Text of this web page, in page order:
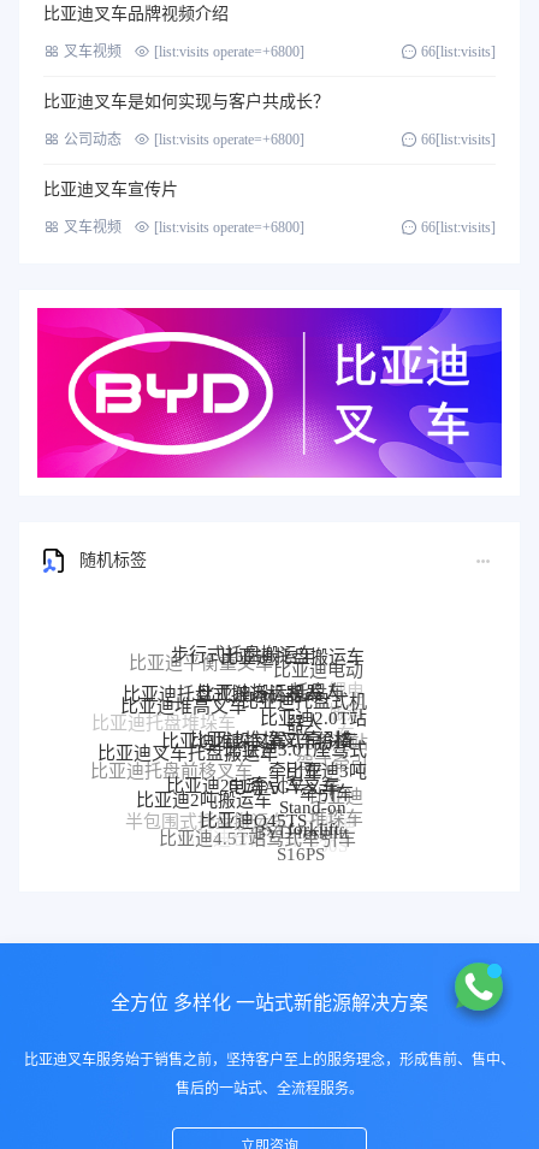
比亚迪叉车品牌视频介绍
叉车视频 [list:visits operate=+6800] 66[list:visits]
比亚迪叉车是如何实现与客户共成长？
公司动态 [list:visits operate=+6800] 66[list:visits]
比亚迪叉车宣传片
叉车视频 [list:visits operate=+6800] 66[list:visits]
随机标签
比亚迪平衡重叉车
步行式托盘搬运车
比亚迪托盘搬运车
比亚迪电动
托盘车
比亚迪托盘堆垛车
比亚迪堆高叉车
比亚迪托盘式搬运机器人
比亚迪搬运机器人
比亚迪托盘式机
器人
比亚迪2.0T站
驾式牵引车
比亚迪站
驾式牵引
车
比亚迪前移叉车
比亚迪托盘前移叉车
比亚迪叉车托盘搬运车
比亚迪堆垛叉车
比亚迪堆垛叉车价格
比亚迪3.0T座驾式
牵引车
比亚迪3吨
牵引车
比亚迪
堆垛车
比亚迪
P30S
比亚迪站驾式托盘搬运
车
比亚迪仓储叉车
半包围式托盘搬运车
比亚迪2吨搬运车
比亚迪25T牵引车
电动AGV叉车
Stand-on
forklift
BYD forklift
S16PS
比亚迪4.5T站驾式牵引车
比亚迪Q45TS
全方位 多样化 一站式新能源解决方案
比亚迪叉车服务始于销售之前，坚持客户至上的服务理念，形成售前、售中、
售后的一站式、全流程服务。